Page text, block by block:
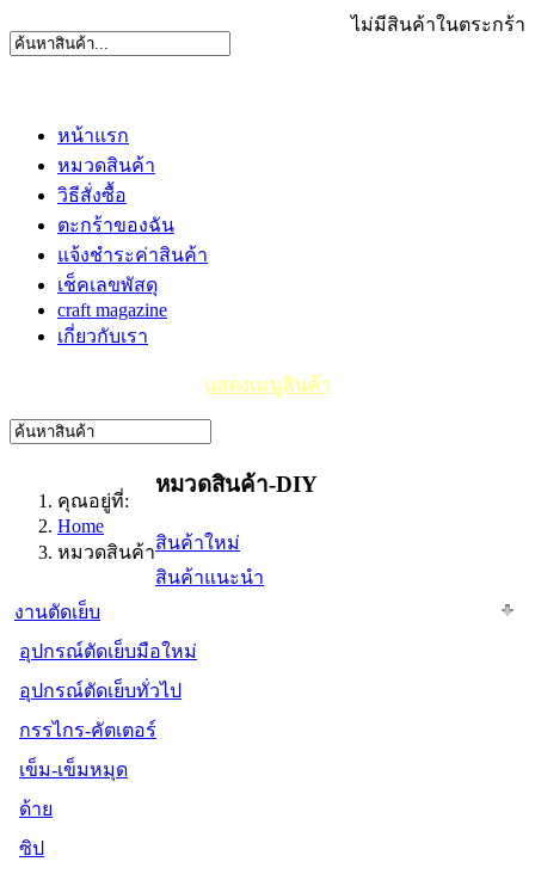
ไม่มีสินค้าในตระกร้า
หน้าแรก
หมวดสินค้า
วิธีสั่งซื้อ
ตะกร้าของฉัน
แจ้งชำระค่าสินค้า
เช็คเลขพัสดุ
craft magazine
เกี่ยวกับเรา
แสดงเมนูสินค้า
คุณอยู่ที่:
Home
หมวดสินค้า
หมวดสินค้า-DIY
สินค้าใหม่
สินค้าแนะนำ
งานตัดเย็บ
อุปกรณ์ตัดเย็บมือใหม่
อุปกรณ์ตัดเย็บทั่วไป
กรรไกร-คัตเตอร์
เข็ม-เข็มหมุด
ด้าย
ซิป